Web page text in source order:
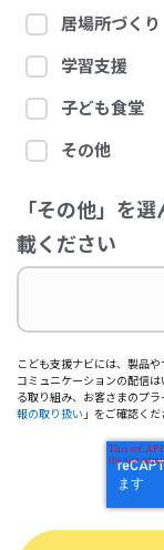
居場所づくり
学習支援
子ども食堂
その他
「その他」を
載ください
こども支援ナビには、製品
コミュニケーションの配信
る取り組み、お客さまのプ
報の取り扱い 」をご確認くだ